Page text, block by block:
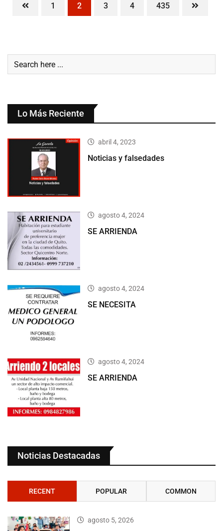
1 2 3 4 435
Lo Más Reciente
abril 4, 2023
Noticias y falsedades
agosto 4, 2024
SE ARRIENDA
agosto 4, 2024
SE NECESITA
agosto 4, 2024
SE ARRIENDA
Noticias Destacadas
RECENT POPULAR COMMON
agosto 5, 2026